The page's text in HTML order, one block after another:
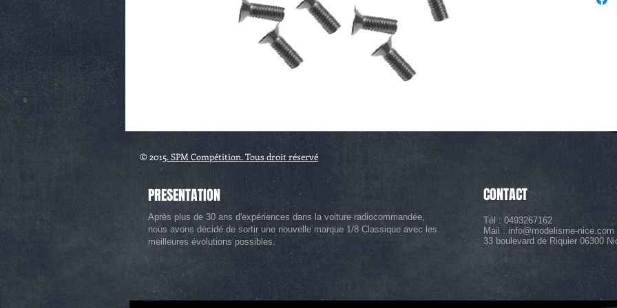
© 2015. SPM Compétition. Tous droit réservé
PRESENTATION
Après plus de 30 ans d'expériences dans la voiture radiocommandée,
nous avons décidé de sortir une nouvelle marque 1/8 Classique avec les
meilleures évolutions possibles.
CONTACT
Tél : 0493267162
Mail : info@modelisme-nice.com
33 boulevard de Riquier 06300